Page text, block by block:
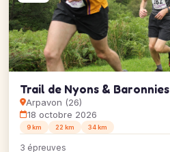
Trail de Nyons & Baronnies
Arpavon (26)
18 octobre 2026
9 km 22 km 34 km
3 épreuves